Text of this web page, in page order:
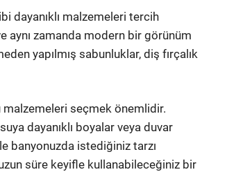
dayanıklı malzemeleri tercih
aynı zamanda modern bir görünüm
yapılmış sabunluklar, diş fırçalık
malzemeleri seçmek önemlidir.
dayanıklı boyalar veya duvar
banyonuzda istediğiniz tarzı
süre keyifle kullanabileceğiniz bir